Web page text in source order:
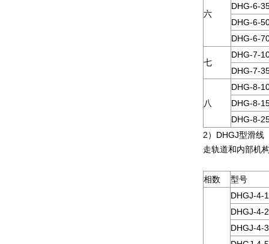
六
DHG-6-
DHG-6-
DHG-6-
七
DHG-7-
DHG-7-
八
DHG-8-
DHG-8-
DHG-8-
2）DHGJ型滑线
走轨道和内部机
相数
型号
DHGJ-4-
DHGJ-4-
DHGJ-4-